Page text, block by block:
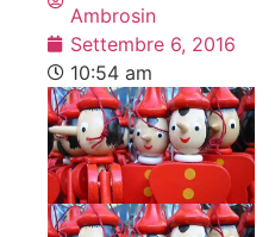
Ambrosin
Settembre 6, 2016
10:54 am